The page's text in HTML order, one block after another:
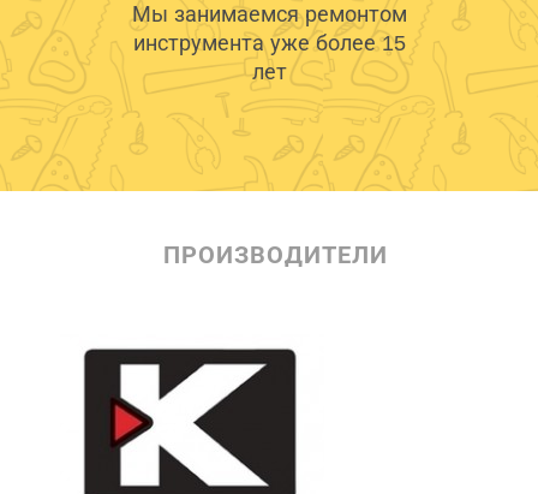
Мы занимаемся ремонтом
инструмента уже более 15
лет
ПРОИЗВОДИТЕЛИ